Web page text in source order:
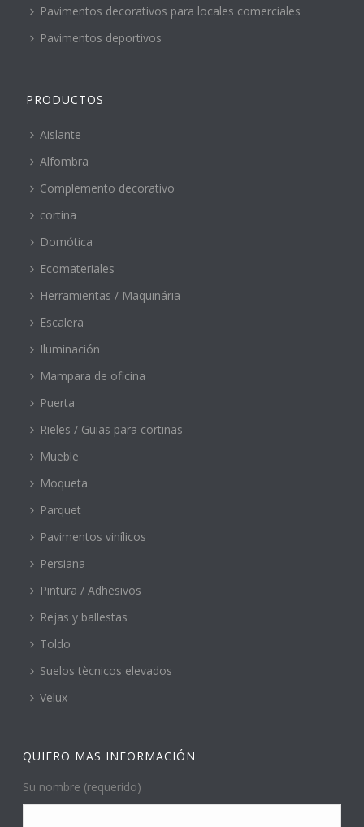
Pavimentos decorativos para locales comerciales
Pavimentos deportivos
PRODUCTOS
Aislante
Alfombra
Complemento decorativo
cortina
Domótica
Ecomateriales
Herramientas / Maquinária
Escalera
Iluminación
Mampara de oficina
Puerta
Rieles / Guias para cortinas
Mueble
Moqueta
Parquet
Pavimentos vinílicos
Persiana
Pintura / Adhesivos
Rejas y ballestas
Toldo
Suelos tècnicos elevados
Velux
QUIERO MAS INFORMACIÓN
Su nombre (requerido)